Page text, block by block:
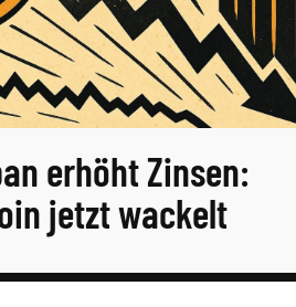
erhöht Zinsen:
jetzt wackelt